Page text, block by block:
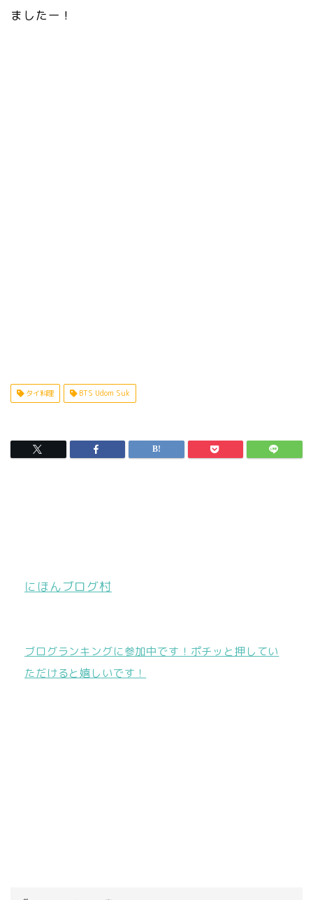
ましたー！
タイ料理 BTS Udom Suk
にほんブログ村
ブログランキングに参加中です！ポチッと押してい
ただけると嬉しいです！